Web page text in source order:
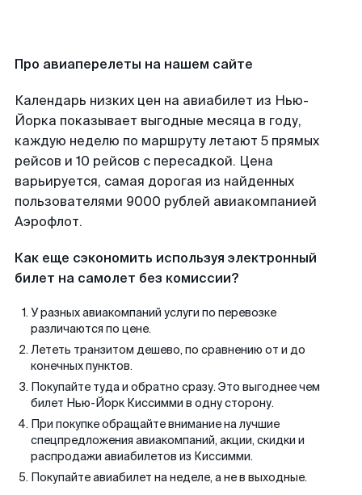
Про авиаперелеты на нашем сайте
Календарь низких цен на авиабилет из Нью-
Йорка показывает выгодные месяца в году,
каждую неделю по маршруту летают 5 прямых
рейсов и 10 рейсов с пересадкой. Цена
варьируется, самая дорогая из найденных
пользователями 9000 рублей авиакомпанией
Аэрофлот.
Как еще сэкономить используя электронный
билет на самолет без комиссии?
У разных авиакомпаний услуги по перевозке
различаются по цене.
Лететь транзитом дешево, по сравнению от и до
конечных пунктов.
Покупайте туда и обратно сразу. Это выгоднее чем
билет Нью-Йорк Киссимми в одну сторону.
При покупке обращайте внимание на лучшие
спецпредложения авиакомпаний, акции, скидки и
распродажи авиабилетов из Киссимми.
Покупайте авиабилет на неделе, а не в выходные.